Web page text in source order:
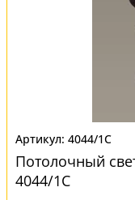
4044/1C
Потолочный
4044/1C